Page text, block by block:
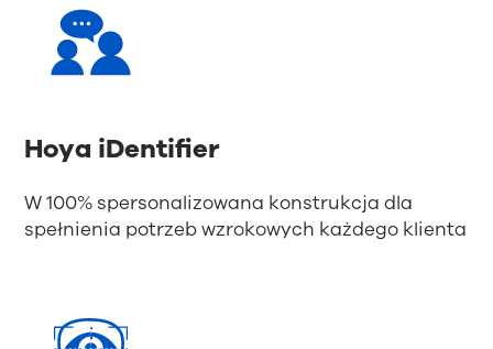
Hoya iDentifier
W 100% spersonalizowana konstrukcja dla
spełnienia potrzeb wzrokowych każdego klienta